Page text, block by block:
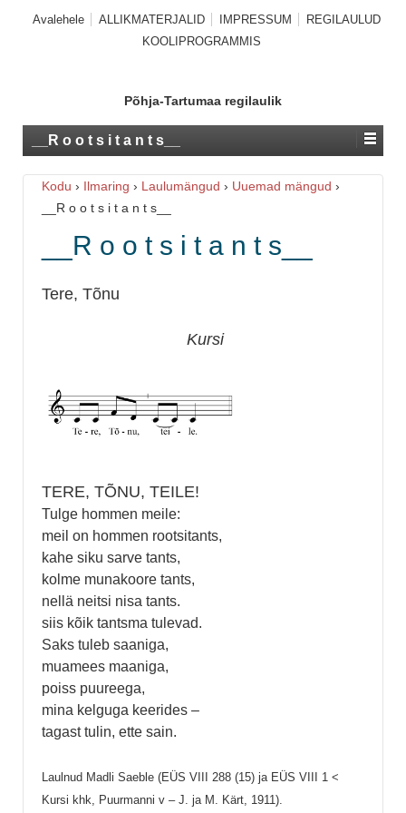
Avalehele ALLIKMATERJALID IMPRESSUM
REGILAULUD
KOOLIPROGRAMMIS
Põhja-Tartumaa regilaulik
__R o o t s i t a n t s__
Kodu › Ilmaring › Laulumängud › Uuemad mängud ›
__R o o t s i t a n t s__
__R o o t s i t a n t s__
Tere, Tõnu
Kursi
TERE, TÕNU, TEILE!
Tulge hommen meile:
meil on hommen rootsitants,
kahe siku sarve tants,
kolme munakoore tants,
nellä neitsi nisa tants.
siis kõik tantsma tulevad.
Saks tuleb saaniga,
muamees maaniga,
poiss puureega,
mina kelguga keerides –
tagast tulin, ette sain.
Laulnud Madli Saeble (EÜS VIII 288 (15) ja EÜS VIII 1 <
Kursi khk, Puurmanni v – J. ja M. Kärt, 1911).